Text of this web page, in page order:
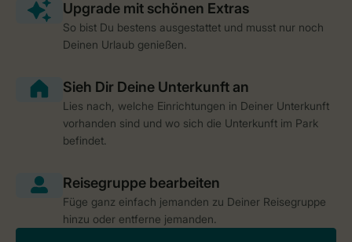
So bist Du bestens ausgestattet und musst nur noch
Deinen Urlaub genießen.
Lies nach, welche Einrichtungen in Deiner Unterkunft
vorhanden sind und wo sich die Unterkunft im Park
befindet.
Füge ganz einfach jemanden zu Deiner Reisegruppe
hinzu oder entferne jemanden.